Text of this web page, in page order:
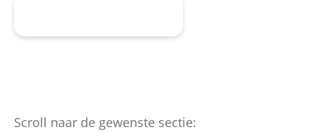
Scroll naar de gewenste sectie: